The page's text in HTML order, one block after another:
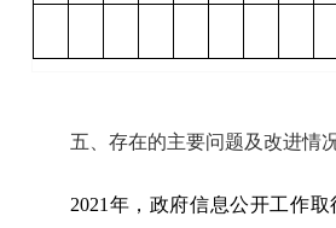
五、存在的主要问题及改进情
2021年，政府信息公开工作